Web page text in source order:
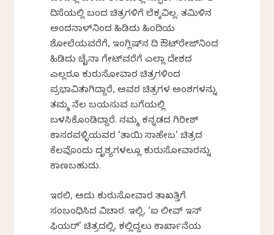
ದಿಸೆಯಲ್ಲಿ ಬಂದ ಚಿತ್ರಗಳಿಗೆ ಲೆಕ್ಕವಿಲ್ಲ. ತಮಿಳಿನ
ಅಂದನಾಳ್‌ನಿಂದ ಹಿಡಿದು ಹಿಂದಿಯ
ಶೋಲೆಯವರೆಗೆ, ಇಂಗ್ಲಿಷ್‌ನ ದಿ ಔಟ್‌ರೇಜ್‌ನಿಂದ
ಹಿಡಿದು ಚೈನಾ ಗೇಟ್‌ವರೆಗೆ ಎಲ್ಲಾ ದೇಶದ
ಎಲ್ಲರೂ ಕುರುಸೋವಾರ ಚಿತ್ರಗಳಿಂದ
ಪ್ರಭಾವಿತರಾಗಿದ್ದಾರೆ, ಅವರ ಚಿತ್ರಗಳ ಅಂಶಗಳನ್ನು
ತಮ್ಮ ನೆಲ ಬಯಸುವ ಬಗೆಯಲ್ಲಿ
ಬಳಸಿಕೊಂಡಿದ್ದಾರೆ. ನಮ್ಮ ಕನ್ನಡದ ಗಿರೀಶ್
ಕಾಸರವಳ್ಳಿಯವರ ‘ತಾಯಿ ಸಾಹೇಬ’ ಚಿತ್ರದ
ಕೆಲವೊಂದು ದೃಶ್ಯಗಳಲ್ಲೂ ಕುರುಸೋವಾರನ್ನು
ಕಾಣಬಹುದು.
ಇರಲಿ, ಅದು ಕುರುಸೋವಾರ ತಾಖತ್ತಿಗೆ
ಸಂಬಂಧಿಸಿದ ವಿಚಾರ. ಇಲ್ಲಿ, ‘ಐ ಲೀವ್ ಇನ್
ಫಿಯರ್’ ಚಿತ್ರದಲ್ಲಿ, ಕಲ್ಲಿದ್ದಲು ಕಾರ್ಖಾನೆಯ